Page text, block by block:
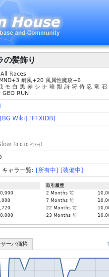
の髪飾り
Races
耐風+20 風属性魔攻+6
モ 白 黒 赤 シ ナ 暗 獣 詩 狩 侍 忍 竜 召
GEO RUN
[BG Wiki] [FFXIDB]
(0.010 件/日)
キャラ一覧: [所有中] [装備中]
取引履歴
2 Months 前
7 Months 前
22 Months 前
23 Months 前
ーバ価格